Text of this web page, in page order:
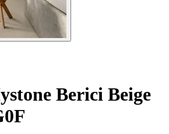
Berici Beige